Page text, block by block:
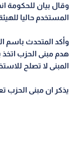
وقال بيان للحكومة
المستخدم حاليا
وأكد المتحدث باسم
هدم مبنى الحزب اتخذ
المبنى لا تصلح
يذكر ان مبنى الحزب